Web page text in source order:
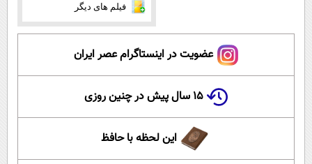
فیلم های دیگر
عضویت در اینستاگرام عصر ایران
۱۵ سال پیش در چنین روزی
این لحظه با حافظ